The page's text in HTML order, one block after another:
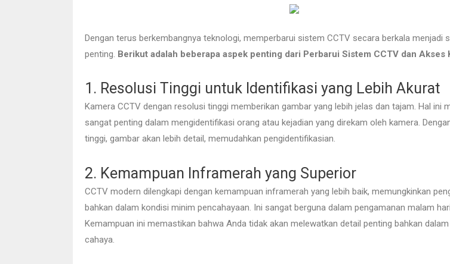
Dengan terus berkembangnya teknologi, memperbarui sistem CCTV secara berkala menjadi
penting. Berikut adalah beberapa aspek penting dari Perbarui Sistem CCTV dan Akses
1. Resolusi Tinggi untuk Identifikasi yang Lebih Akurat
Kamera CCTV dengan resolusi tinggi memberikan gambar yang lebih jelas dan tajam. Hal ini
sangat penting dalam mengidentifikasi orang atau kejadian yang direkam oleh kamera.
tinggi, gambar akan lebih detail, memudahkan pengidentifikasian.
2. Kemampuan Inframerah yang Superior
CCTV modern dilengkapi dengan kemampuan inframerah yang lebih baik, memungkinkan
bahkan dalam kondisi minim pencahayaan. Ini sangat berguna dalam pengamanan malam hari.
Kemampuan ini memastikan bahwa Anda tidak akan melewatkan detail penting bahkan
cahaya.